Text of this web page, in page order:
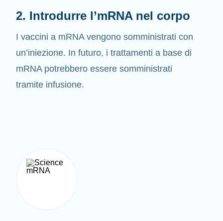
2. Introdurre l’mRNA nel corpo
I vaccini a mRNA vengono somministrati con
un’iniezione. In futuro, i trattamenti a base di
mRNA potrebbero essere somministrati
tramite infusione.